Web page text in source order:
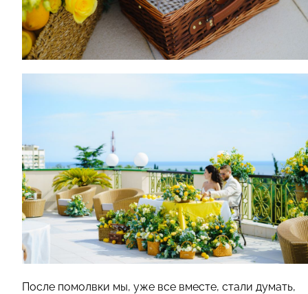
После помолвки мы, уже все вместе, стали думать,